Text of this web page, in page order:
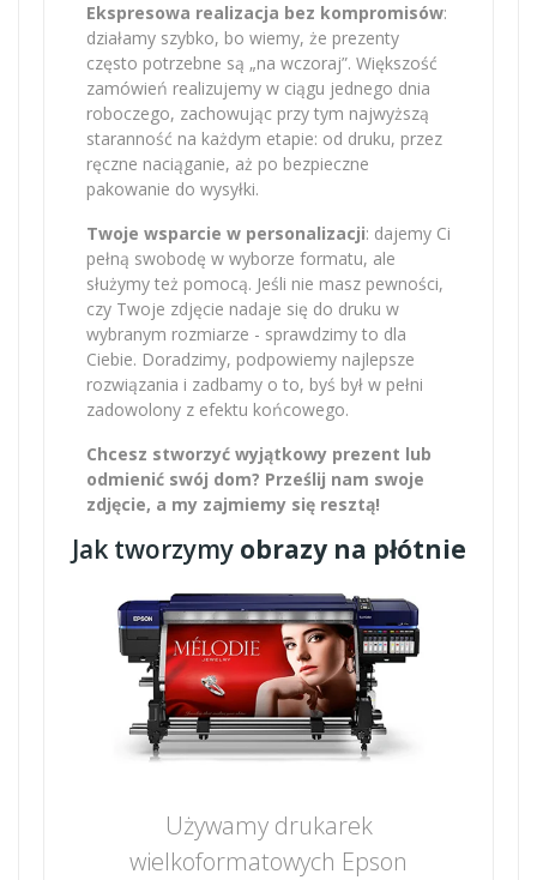
Ekspresowa realizacja bez kompromisów:
działamy szybko, bo wiemy, że prezenty
często potrzebne są „na wczoraj”. Większość
zamówień realizujemy w ciągu jednego dnia
roboczego, zachowując przy tym najwyższą
staranność na każdym etapie: od druku, przez
ręczne naciąganie, aż po bezpieczne
pakowanie do wysyłki.
Twoje wsparcie w personalizacji: dajemy Ci
pełną swobodę w wyborze formatu, ale
służymy też pomocą. Jeśli nie masz pewności,
czy Twoje zdjęcie nadaje się do druku w
wybranym rozmiarze - sprawdzimy to dla
Ciebie. Doradzimy, podpowiemy najlepsze
rozwiązania i zadbamy o to, byś był w pełni
zadowolony z efektu końcowego.
Chcesz stworzyć wyjątkowy prezent lub
odmienić swój dom? Prześlij nam swoje
zdjęcie, a my zajmiemy się resztą!
Jak tworzymyobrazy na płótnie
Używamy drukarek
wielkoformatowych Epson